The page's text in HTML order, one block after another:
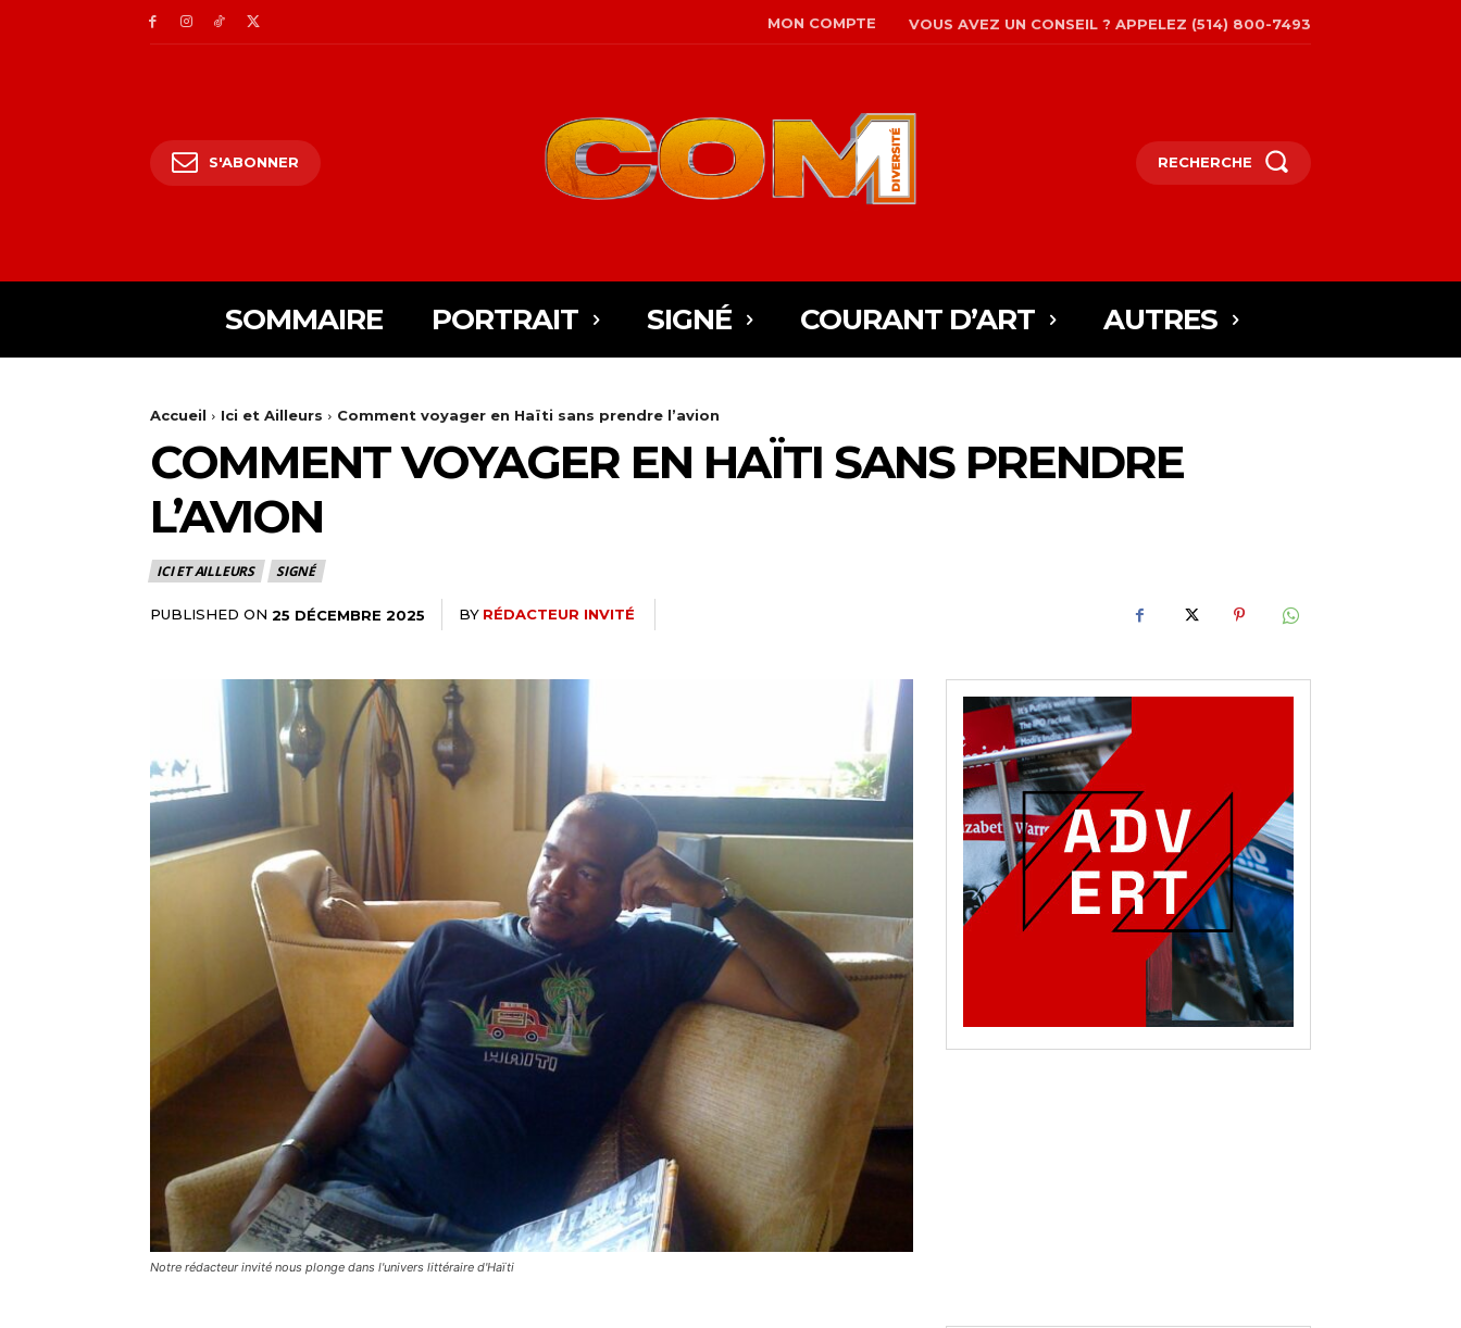
MON COMPTE VOUS AVEZ UN CONSEIL ? APPELEZ (514) 800-7493
S'ABONNER RECHERCHE
SOMMAIRE PORTRAIT SIGNÉ COURANT D’ART AUTRES
Accueil Ici et Ailleurs Comment voyager en Haïti sans prendre l’avion
COMMENT VOYAGER EN HAÏTI SANS PRENDRE
L’AVION
ICI ET AILLEURS SIGNÉ
PUBLISHED ON 25 DÉCEMBRE 2025 BY RÉDACTEUR INVITÉ
Notre rédacteur invité nous plonge dans l'univers littéraire d'Haïti